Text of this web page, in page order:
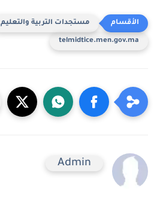
مستجدات التربية والتعليم
telmidtice.men.gov.ma
Admin